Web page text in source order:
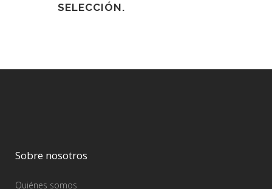
SELECCIÓN.
Sobre nosotros
Quiénes somos